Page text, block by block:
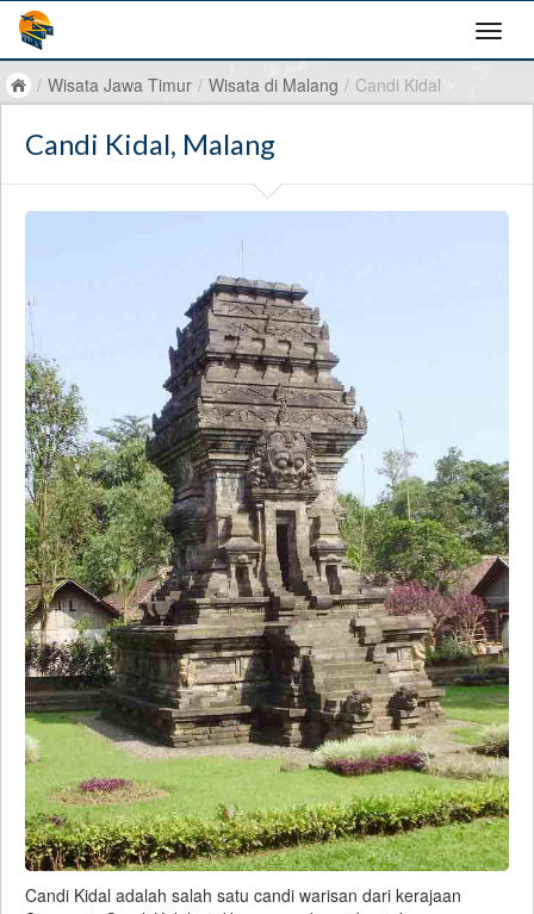
/ Wisata Jawa Timur / Wisata di Malang / Candi Kidal
Candi Kidal, Malang
Candi Kidal adalah salah satu candi warisan dari kerajaan